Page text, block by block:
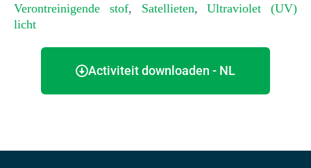
Verontreinigende stof, Satellieten,Ultraviolet (UV)
licht
Activiteit downloaden - NL